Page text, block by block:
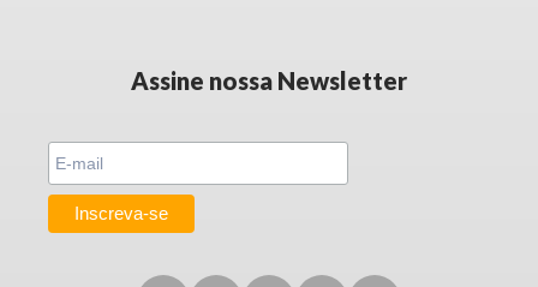
Assine nossa Newsletter